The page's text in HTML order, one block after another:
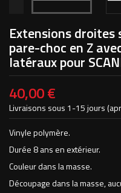
Extensions droites
pare-choc en Z
latéraux pour
40,00 €
Livraisons sous 1-15 jours
Vinyle polymère.
Durée 8 ans en extérieur.
Couleur dans la masse.
Découpage dans la masse,